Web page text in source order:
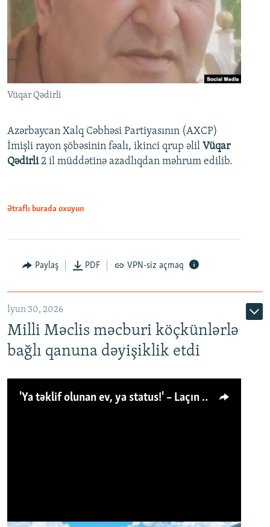
Vüqar Qədirli
Azərbaycan Xalq Cəbhəsi Partiyasının (AXCP)
İmişli rayon şöbəsinin fəalı, ikinci qrup əlil Vüqar
Qədirli2 il müddətinə azadlıqdan məhrum edilib.
Ətraflı burada oxuyun
Paylaş PDF VPN-siz açmaq
İyun 30, 2026
Milli Məclis məcburi köçkünlərlə
bağlı qanuna dəyişiklik etdi
'Ya təklif olunan ev, ya status!' – Laçın köçkünü: 'Laçından başqa heç hara!'